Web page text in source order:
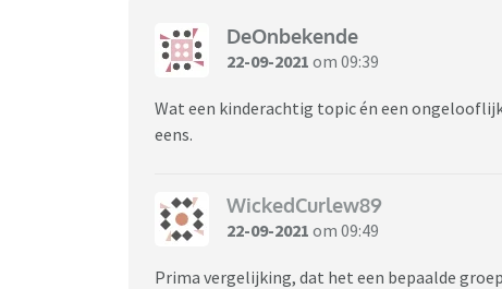
DeOnbekende
22-09-2021 om 09:39
Wat een kinderachtig topic én een
eens.
WickedCurlew89
22-09-2021 om 09:49
Prima vergelijking, dat het een bepaalde